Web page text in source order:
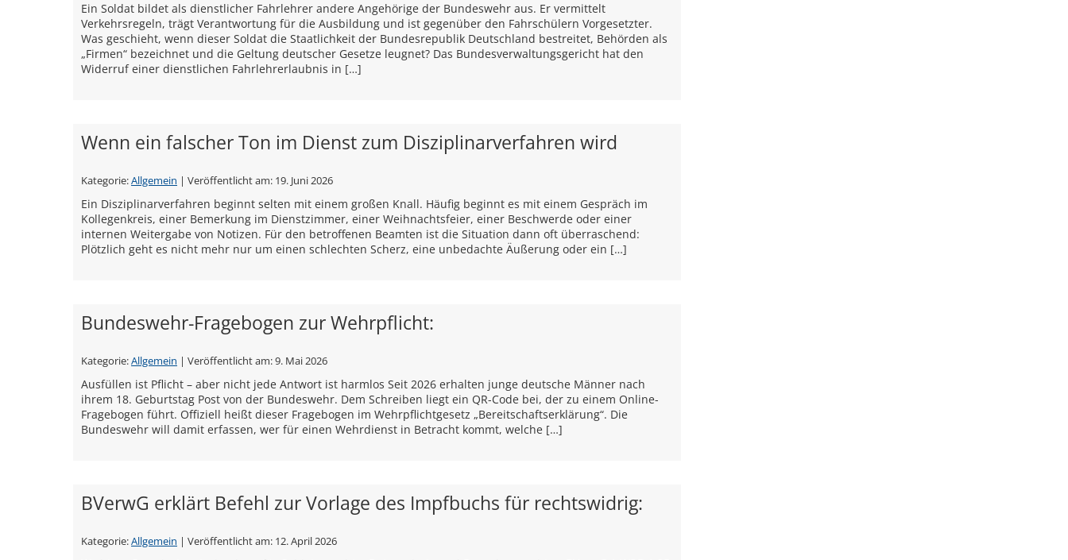
Ein Soldat bildet als dienstlicher Fahrlehrer andere Angehörige der Bundeswehr aus. Er vermittelt
Verkehrsregeln, trägt Verantwortung für die Ausbildung und ist gegenüber den Fahrschülern Vorgesetzter.
Was geschieht, wenn dieser Soldat die Staatlichkeit der Bundesrepublik Deutschland bestreitet, Behörden als
„Firmen“ bezeichnet und die Geltung deutscher Gesetze leugnet? Das Bundesverwaltungsgericht hat den
Widerruf einer dienstlichen Fahrlehrerlaubnis in […]
Wenn ein falscher Ton im Dienst zum Disziplinarverfahren wird
Kategorie:Allgemein | Veröffentlicht am: 19. Juni 2026
Ein Disziplinarverfahren beginnt selten mit einem großen Knall. Häufig beginnt es mit einem Gespräch im
Kollegenkreis, einer Bemerkung im Dienstzimmer, einer Weihnachtsfeier, einer Beschwerde oder einer
internen Weitergabe von Notizen. Für den betroffenen Beamten ist die Situation dann oft überraschend:
Plötzlich geht es nicht mehr nur um einen schlechten Scherz, eine unbedachte Äußerung oder ein […]
Bundeswehr-Fragebogen zur Wehrpflicht:
Kategorie:Allgemein | Veröffentlicht am:9. Mai 2026
Ausfüllen ist Pflicht – aber nicht jede Antwort ist harmlos Seit 2026 erhalten junge deutsche Männer nach
ihrem 18. Geburtstag Post von der Bundeswehr. Dem Schreiben liegt ein QR-Code bei, der zu einem Online-
Fragebogen führt. Offiziell heißt dieser Fragebogen im Wehrpflichtgesetz „Bereitschaftserklärung“. Die
Bundeswehr will damit erfassen, wer für einen Wehrdienst in Betracht kommt, welche […]
BVerwG erklärt Befehl zur Vorlage des Impfbuchs für rechtswidrig:
Kategorie:Allgemein | Veröffentlicht am: 12. April 2026